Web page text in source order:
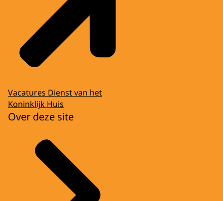
Vacatures Dienst van het
Koninklijk Huis
Over deze site